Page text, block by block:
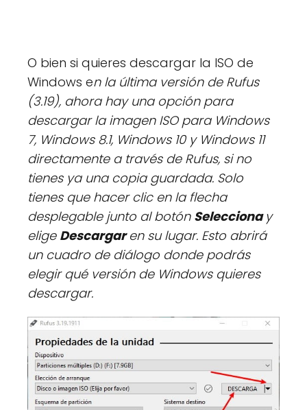
O bien si quieres descargar la ISO de
Windows en la última versión de Rufus
(3.19), ahora hay una opción para
descargar la imagen ISO para Windows
7, Windows 8.1, Windows 10 y Windows 11
directamente a través de Rufus, si no
tienes ya una copia guardada. Solo
tienes que hacer clic en la flecha
desplegable junto al botón Selecciona y
elige Descargar en su lugar. Esto abrirá
un cuadro de diálogo donde podrás
elegir qué versión de Windows quieres
descargar.